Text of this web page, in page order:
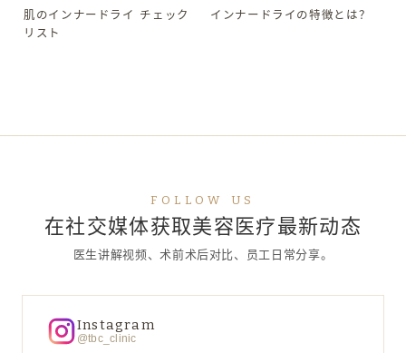
▶
肌のインナードライ チェック
リスト
▶
インナードライの特徴とは？
FOLLOW US
在社交媒体获取美容医疗最新动态
医生讲解视频、术前术后对比、员工日常分享。
Instagram
@tbc_clinic